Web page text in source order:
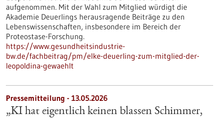
aufgenommen. Mit der Wahl zum Mitglied würdigt die
Akademie Deuerlings herausragende Beiträge zu den
Lebenswissenschaften, insbesondere im Bereich der
Proteostase-Forschung.
https://www.gesundheitsindustrie-
bw.de/fachbeitrag/pm/elke-deuerling-zum-mitglied-der-
leopoldina-gewaehlt
Pressemitteilung - 13.05.2026
„KI hat eigentlich keinen blassen Schimmer,